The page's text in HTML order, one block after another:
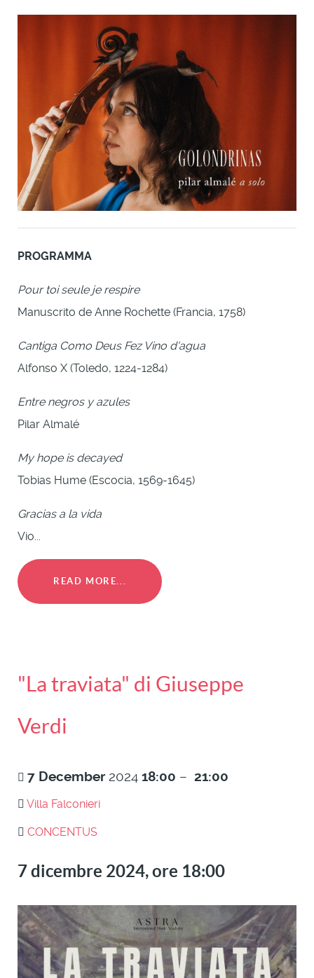
PROGRAMMA
Pour toi seule je respire
Manuscrito de Anne Rochette (Francia, 1758)
Cantiga Como Deus Fez Vino d'agua
Alfonso X (Toledo, 1224-1284)
Entre negros y azules
Pilar Almalé
My hope is decayed
Tobias Hume (Escocia, 1569-1645)
Gracias a la vida
Vio...
READ MORE...
"La traviata" di Giuseppe
Verdi
7 December 2024 18:00 – 21:00
Villa Falconieri
CONCENTUS
7 dicembre 2024, ore 18:00